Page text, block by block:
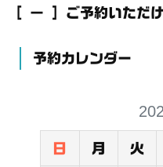
[ － ] ご予約いただ
予約カレンダー
日 月 火